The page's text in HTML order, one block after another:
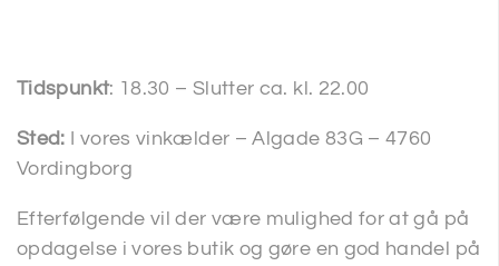
Tidspunkt: 18.30 – Slutter ca. kl. 22.00
Sted: I vores vinkælder – Algade 83G – 4760
Vordingborg
Efterfølgende vil der være mulighed for at gå på
opdagelse i vores butik og gøre en god handel på